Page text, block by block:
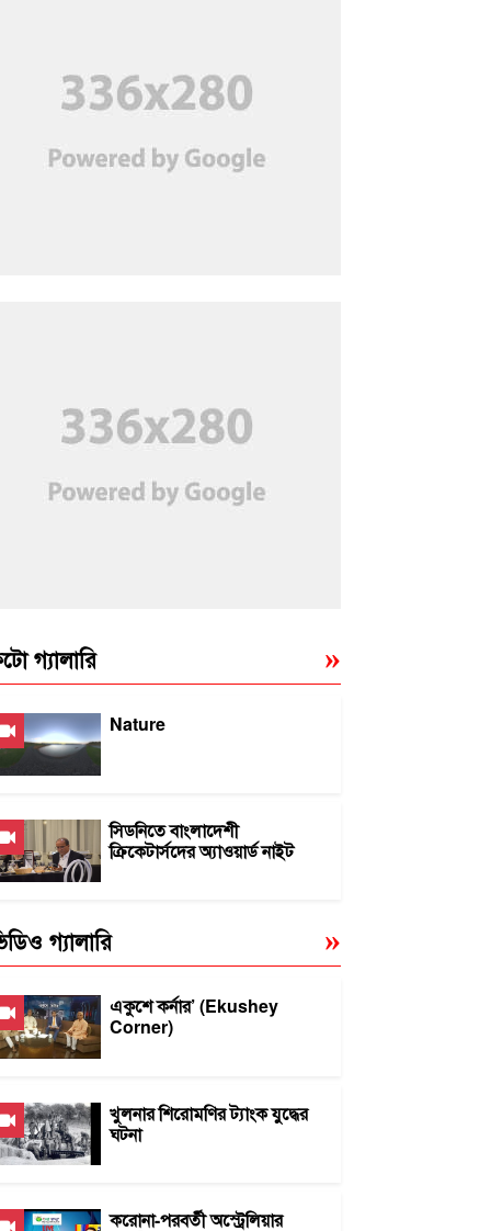
অতিরিক্ত বিলের অভিযোগ
‘অপপ্রচার’ বলছে বিদ্যুৎ বিভাগ
জুলাই মাসে পণ্য রপ্তানি বেড়েছে;
দুবাইয়ের কারাগার থেকে মুক্তি
পেলেন বেনজীর
গ্যালারি
Nature
সিডনিতে বাংলাদেশী
ক্রিকেটার্সদের অ্যাওয়ার্ড নাইট
গ্যালারি
একুশে কর্নার’ (Ekushey
Corner)
খুলনার শিরোমণির ট্যাংক যুদ্ধের
ঘটনা
করোনা-পরবর্তী অস্ট্রেলিয়ার